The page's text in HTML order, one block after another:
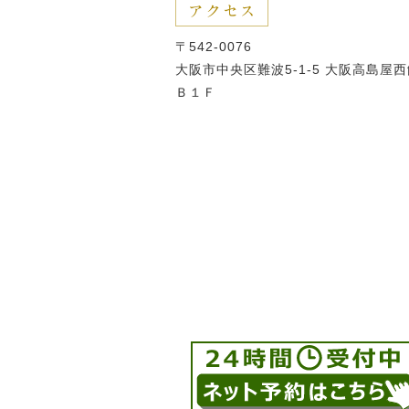
〒542-0076
大阪市中央区難波5-1-5 大阪高島屋
Ｂ１Ｆ